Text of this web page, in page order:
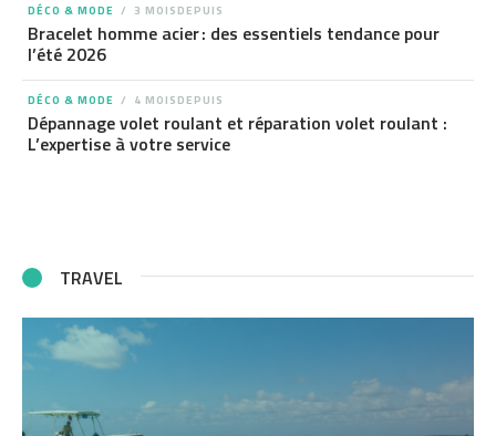
DÉCO & MODE 3 MOISDEPUIS
Bracelet homme acier : des essentiels tendance pour
l’été 2026
DÉCO & MODE 4 MOISDEPUIS
Dépannage volet roulant et réparation volet roulant :
L’expertise à votre service
TRAVEL